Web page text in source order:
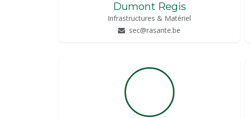
Dumont Regis
Infrastructures & Matériel
sec@rasante.be